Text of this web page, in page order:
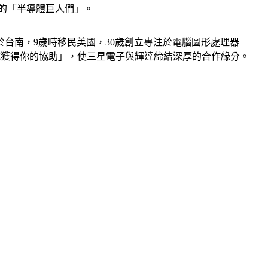
「半導體巨人們」。
南，9歲時移民美國，30歲創立專注於電腦圖形處理器
得你的協助」，使三星電子與輝達締結深厚的合作緣分。